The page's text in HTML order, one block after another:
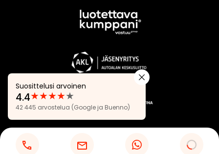
Suosittelusi arvoinen
Arvostelut:
4.4
★★★★★
4.4
42 445 arvostelua (Google ja Buenno)
Tietosuojaseloste Evästeasetukset